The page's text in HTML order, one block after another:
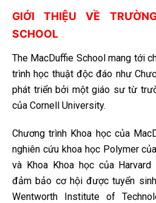
GIỚI THIỆU VỀ
SCHOOL
The MacDuffie School mang tới
trình học thuật độc đáo như
phát triển bởi một giáo sư từ
của Cornell University.
Chương trình Khoa học của
nghiên cứu khoa học Polymer
và Khoa Khoa học của Harvard
đảm bảo cơ hội được tuyển
Wentworth Institute of